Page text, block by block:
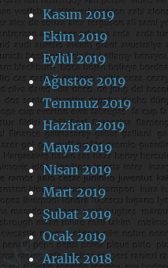
Kasım 2019
Ekim 2019
Eylül 2019
Ağustos 2019
Temmuz 2019
Haziran 2019
Mayıs 2019
Nisan 2019
Mart 2019
Şubat 2019
Ocak 2019
Aralık 2018